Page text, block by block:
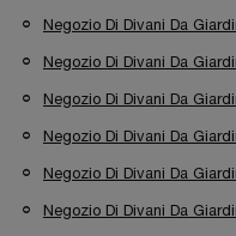
Negozio Di Divani Da
Negozio Di Divani Da
Negozio Di Divani Da
Negozio Di Divani Da
Negozio Di Divani Da
Negozio Di Divani Da